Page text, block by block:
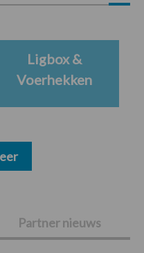
Partner nieuws
Ligbox &
Voerhekken